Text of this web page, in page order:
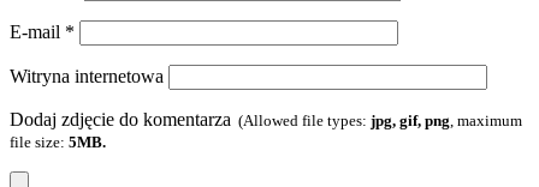
E-mail *
Witryna internetowa
Dodaj zdjęcie do komentarza (Allowed file types: jpg, gif, png, maximum
file size: 5MB.